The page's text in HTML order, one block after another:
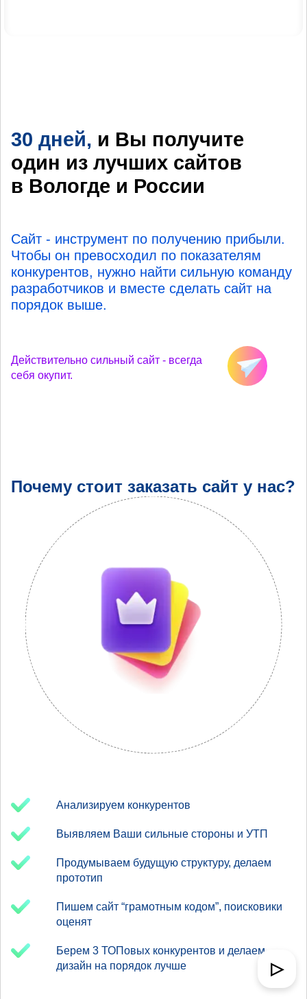
30 дней, и Вы получите
один из лучших сайтов
в Вологде и России
Сайт - инструмент по получению прибыли.
Чтобы он превосходил по показателям
конкурентов, нужно найти сильную команду
разработчиков и вместе сделать сайт на
порядок выше.
Действительно сильный сайт - всегда
себя окупит.
Почему стоит заказать сайт у нас?
Анализируем конкурентов
Выявляем Ваши сильные стороны и УТП
Продумываем будущую структуру, делаем
прототип
Пишем сайт “грамотным кодом”, поисковики
оценят
Берем 3 ТОПовых конкурентов и делаем
дизайн на порядок лучше
▷